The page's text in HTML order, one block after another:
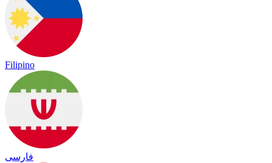
Filipino
فارسی